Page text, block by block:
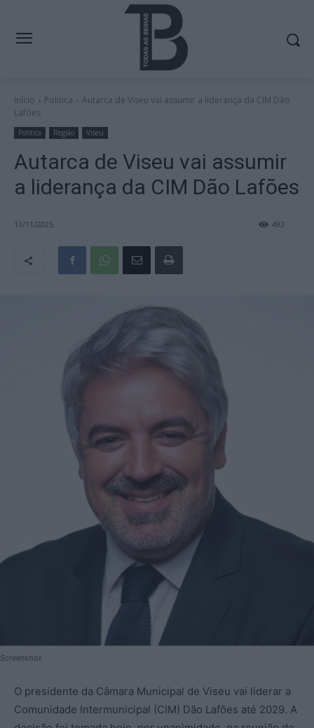
Início Politica
Autarca de Viseu vai assumir a liderança da CIM Dão
Lafões
Politica Região Viseu
Autarca de Viseu vai assumir
a liderança da CIM Dão Lafões
11/11/2025 493
Screenshot
O presidente da Câmara Municipal de Viseu vai liderar a
Comunidade Intermunicipal (CIM) Dão Lafões até 2029. A